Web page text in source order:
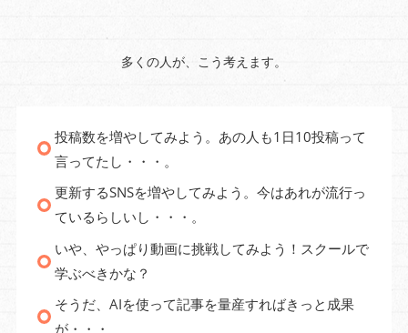
多くの人が、こう考えます。
投稿数を増やしてみよう。あの人も1日10投稿って
言ってたし・・・。
更新するSNSを増やしてみよう。今はあれが流行っ
ているらしいし・・・。
いや、やっぱり動画に挑戦してみよう！スクールで
学ぶべきかな？
そうだ、AIを使って記事を量産すればきっと成果
が・・・